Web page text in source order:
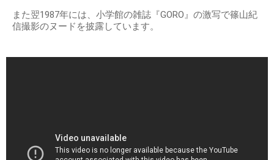
また翌1987年には、小学館の雑誌『GORO』の激写で篠山紀
信撮影のヌードを披露しています。